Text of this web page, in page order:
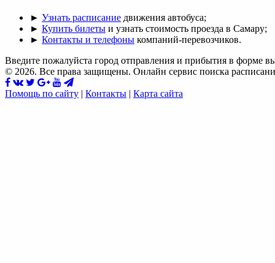
► Узнать расписание движения автобуса;
► Купить билеты и узнать стоимость проезда в Самару;
► Контакты и телефоны компаний-перевозчиков.
Введите пожалуйста город отправления и прибытия в форме
© 2026. Все права защищены. Онлайн сервис поиска
Помощь по сайту | Контакты | Карта сайта